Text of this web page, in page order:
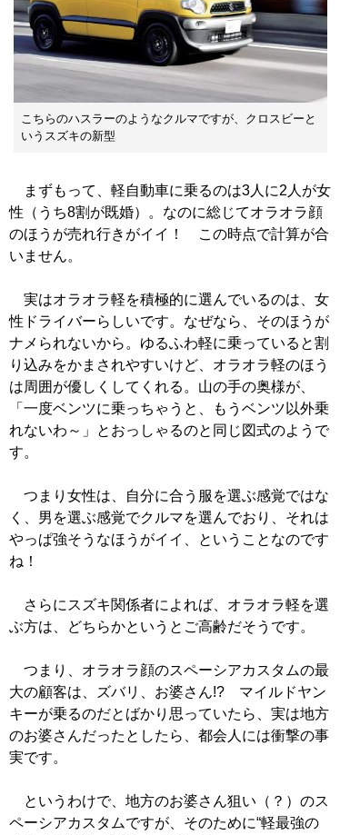
こちらのハスラーのようなクルマですが、クロスビーと
いうスズキの新型
まずもって、軽自動車に乗るのは3人に2人が女
性（うち8割が既婚）。なのに総じてオラオラ顔
のほうが売れ行きがイイ！ この時点で計算が合
いません。
実はオラオラ軽を積極的に選んでいるのは、女
性ドライバーらしいです。なぜなら、そのほうが
ナメられないから。ゆるふわ軽に乗っていると割
り込みをかまされやすいけど、オラオラ軽のほう
は周囲が優しくしてくれる。山の手の奥様が、
「一度ベンツに乗っちゃうと、もうベンツ以外乗
れないわ～」とおっしゃるのと同じ図式のようで
す。
つまり女性は、自分に合う服を選ぶ感覚ではな
く、男を選ぶ感覚でクルマを選んでおり、それは
やっぱ強そうなほうがイイ、ということなのです
ね！
さらにスズキ関係者によれば、オラオラ軽を選
ぶ方は、どちらかというとご高齢だそうです。
つまり、オラオラ顔のスペーシアカスタムの最
大の顧客は、ズバリ、お婆さん!? マイルドヤン
キーが乗るのだとばかり思っていたら、実は地方
のお婆さんだったとしたら、都会人には衝撃の事
実です。
というわけで、地方のお婆さん狙い（？）のス
ペーシアカスタムですが、そのために“軽最強の